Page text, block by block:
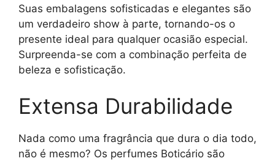
Suas embalagens sofisticadas e elegantes são
um verdadeiro show à parte, tornando-os o
presente ideal para qualquer ocasião especial.
Surpreenda-se com a combinação perfeita de
beleza e sofisticação.
Extensa Durabilidade
Nada como uma fragrância que dura o dia todo,
não é mesmo? Os perfumes Boticário são